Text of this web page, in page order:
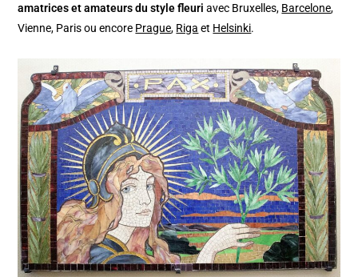
amatrices et amateurs du style fleuri avec Bruxelles, Barcelone,
Vienne, Paris ou encore Prague, Riga et Helsinki.